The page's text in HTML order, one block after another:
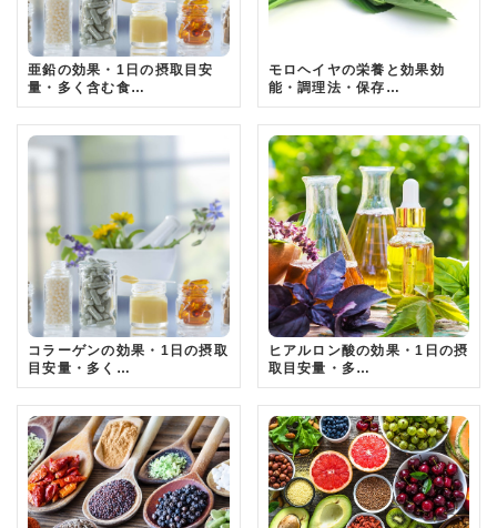
亜鉛の効果・1日の摂取目安
量・多く含む食…
モロヘイヤの栄養と効果効
能・調理法・保存…
コラーゲンの効果・1日の摂取
目安量・多く…
ヒアルロン酸の効果・1日の摂
取目安量・多…